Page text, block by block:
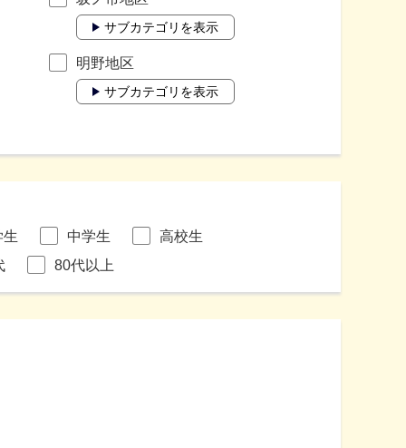
サブカテゴリを表示
明野地区
サブカテゴリを表示
生 中学生
高校生
80代以上